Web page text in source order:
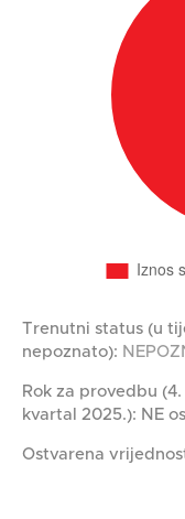
Trenutni status (u
nepoznato):
Rok za provedbu
kvartal 2025.): NE
Ostvarena